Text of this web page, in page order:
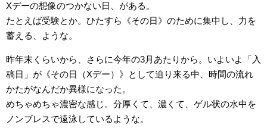
Xデーの想像のつかない日、がある。
たとえば受験とか。ひたすら《その日》のために集中し、力を
蓄える、ような。
昨年末くらいから、さらに今年の3月あたりから。いよいよ「入
稿日」が《その日（Xデー）》として迫り来る中、時間の流れ
かたがなんだか異様になった。
めちゃめちゃ濃密な感じ。分厚くて、濃くて、ゲル状の水中を
ノンブレスで遠泳しているような。